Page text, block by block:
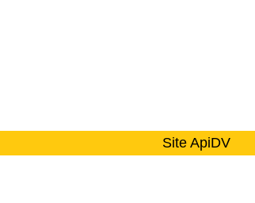
Site ApiDV